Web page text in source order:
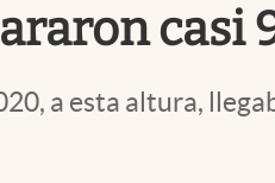
casi
a esta altura,